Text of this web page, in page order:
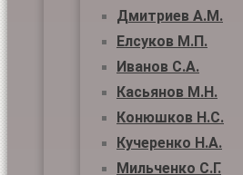
Дмитриев А.М.
Елсуков М.П.
Иванов С.А.
Касьянов М.Н.
Конюшков Н.С.
Кучеренко Н.А.
Мильченко С.Г.